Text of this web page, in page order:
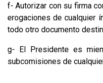
f- Autorizar con su firma
erogaciones de cualquier
todo otro documento
g- El Presidente es
subcomisiones de